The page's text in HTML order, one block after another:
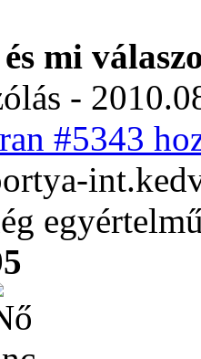
mi
-
#5343